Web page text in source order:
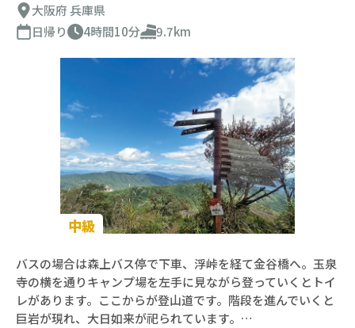
大阪府 兵庫県
日帰り
4時間10分 9.7km
中級
バスの場合は森上バス停で下車、浮峠を経て金谷橋へ。玉泉
寺の横を通りキャンプ場を左手に見ながら登っていくとトイ
レがあります。ここからが登山道です。階段を進んでいくと
巨岩が現れ、大日如来が祀られています。…